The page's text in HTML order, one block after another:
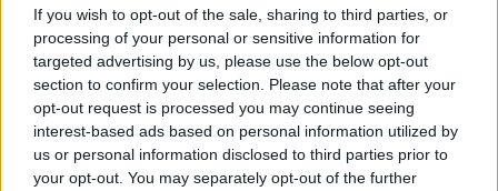
If you wish to opt-out of the sale, sharing to third parties, or
processing of your personal or sensitive information for
targeted advertising by us, please use the below opt-out
section to confirm your selection. Please note that after your
opt-out request is processed you may continue seeing
interest-based ads based on personal information utilized by
us or personal information disclosed to third parties prior to
your opt-out. You may separately opt-out of the further